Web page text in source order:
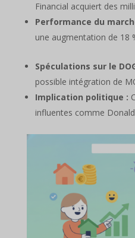
Financial acquiert des
Performance du
une augmentation de 18
Spéculations sur le
possible intégration de
Implication politique :
influentes comme